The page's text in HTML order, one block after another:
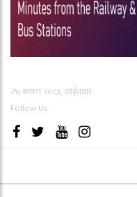
२४ श्रावण २०८३, आईतवार
Follow Us